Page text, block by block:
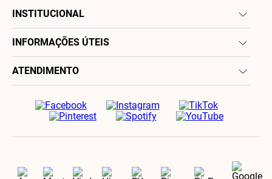
INSTITUCIONAL
INFORMAÇÕES ÚTEIS
ATENDIMENTO